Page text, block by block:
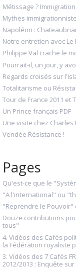
Métissage ?
Mythes
Napoléon :
Notre entretien avec
Philippe Val crache le
Pourrait-il, un jour, y
Regards croisés sur
Totalitarisme ou
Tour de France 2011 et
Un Prince français PDF
Une visite chez Charles
Vendée Résistance !
Pages
Qu'est-ce que le
"A l'international" ou
"Reprendre le Pouvoir"
Douze contributions
tous"
4. Vidéos des Cafés
la Fédération royaliste
3. Vidéos des 7 Cafés
2012/2013 : Enquête